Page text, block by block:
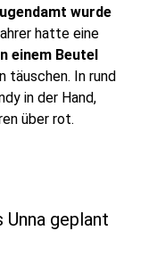
wurde
hatte eine
einem Beutel
täuschen. In rund
in der Hand,
über rot.
geplant